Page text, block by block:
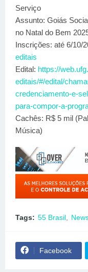
Serviço
Assunto: Goiás
no Natal do Bem
Inscrições: até 6/10/
editais
Edital: https://
editais/#/edital/
credenciamento-e-
para-compor-a-
Cachês: R$ 5 mil
Música)
Tags: 55 Brasil
Facebook